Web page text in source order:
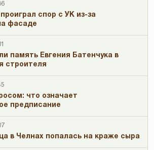
спор с УК из-за
фасаде
память Евгения Батенчука в
строителя
что означает
предписание
в Челнах попалась на краже сыра